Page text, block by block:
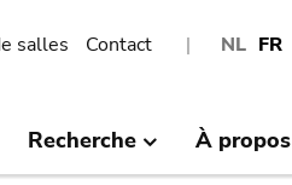
NL FR
salles Contact
Recherche À propos